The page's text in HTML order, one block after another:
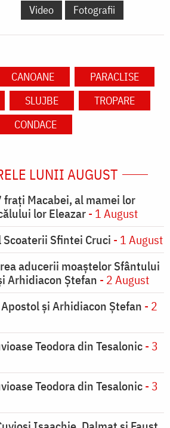
Video
Fotografii
CANOANE
PARACLISE
SLUJBE
TROPARE
CONDACE
LUNII AUGUST
Macabei, al mamei lor
lor Eleazar- 1 August
Sfintei Cruci - 1 August
aducerii moaştelor Sfântului
Arhidiacon Ştefan - 2 August
și Arhidiacon Ștefan - 2
Teodora din Tesalonic- 3
Teodora din Tesalonic- 3